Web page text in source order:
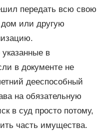
передать всю свою
дом или другую
в
в документе не
дееспособный
на обязательную
в суд просто потому,
часть имущества.